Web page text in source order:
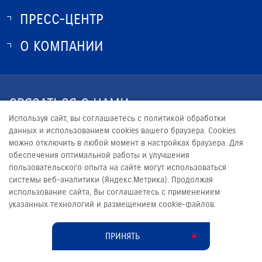
О SUZUKI
ОПТОВЫЕ ПРОДАЖИ ЗАПЧАСТЕЙ
ПРЕСС-ЦЕНТР
НОВОСТИ
О КОМПАНИИ
СВЯЗАТЬСЯ С НАМИ
+7 (473) 207-01-01
INFO@SUZUKI-VORONEZH.RU
© 2026
Сделано в ПЕРКС
Используя сайт, вы соглашаетесь с политикой обработки
данных и использованием cookies вашего браузера. Cookies
можно отключить в любой момент в настройках браузера. Для
обеспечения оптимальной работы и улучшения
пользовательского опыта на сайте могут использоваться
системы веб-аналитики (Яндекс.Метрика). Продолжая
использование сайта, Вы соглашаетесь с применением
указанных технологий и размещением cookie-файлов.
ПРИНЯТЬ